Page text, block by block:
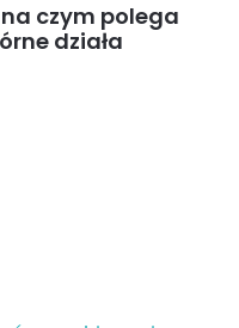
na czym polega
działa